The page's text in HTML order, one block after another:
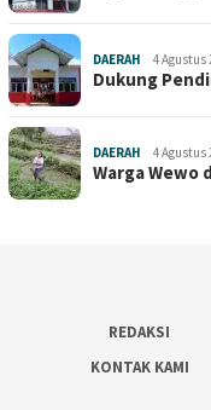
DAERAH 4 Agustus
Dukung
DAERAH 4 Agustus
Warga Wewo
REDAKSI
KONTAK KAMI